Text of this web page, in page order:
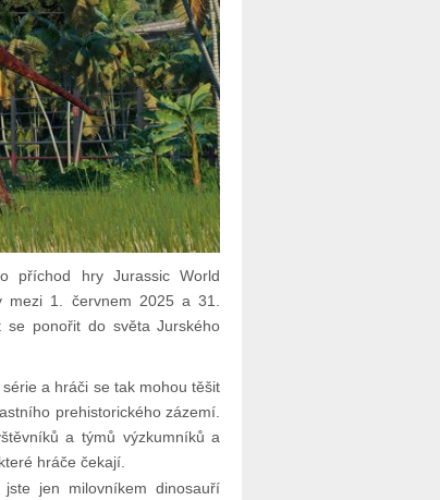
příchod hry Jurassic World
mezi 1. červnem 2025 a 31.
se ponořit do světa Jurského
a hráči se tak mohou těšit
prehistorického zázemí.
a týmů výzkumníků a
hráče čekají.
jen milovníkem dinosauří